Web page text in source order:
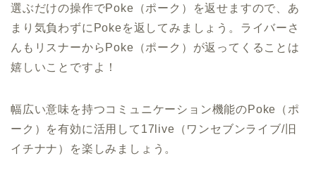
選ぶだけの操作でPoke（ポーク）を返せますので、あ
まり気負わずにPokeを返してみましょう。ライバーさ
んもリスナーからPoke（ポーク）が返ってくることは
嬉しいことですよ！
幅広い意味を持つコミュニケーション機能のPoke（ポ
ーク）を有効に活用して17live（ワンセブンライブ/旧
イチナナ）を楽しみましょう。